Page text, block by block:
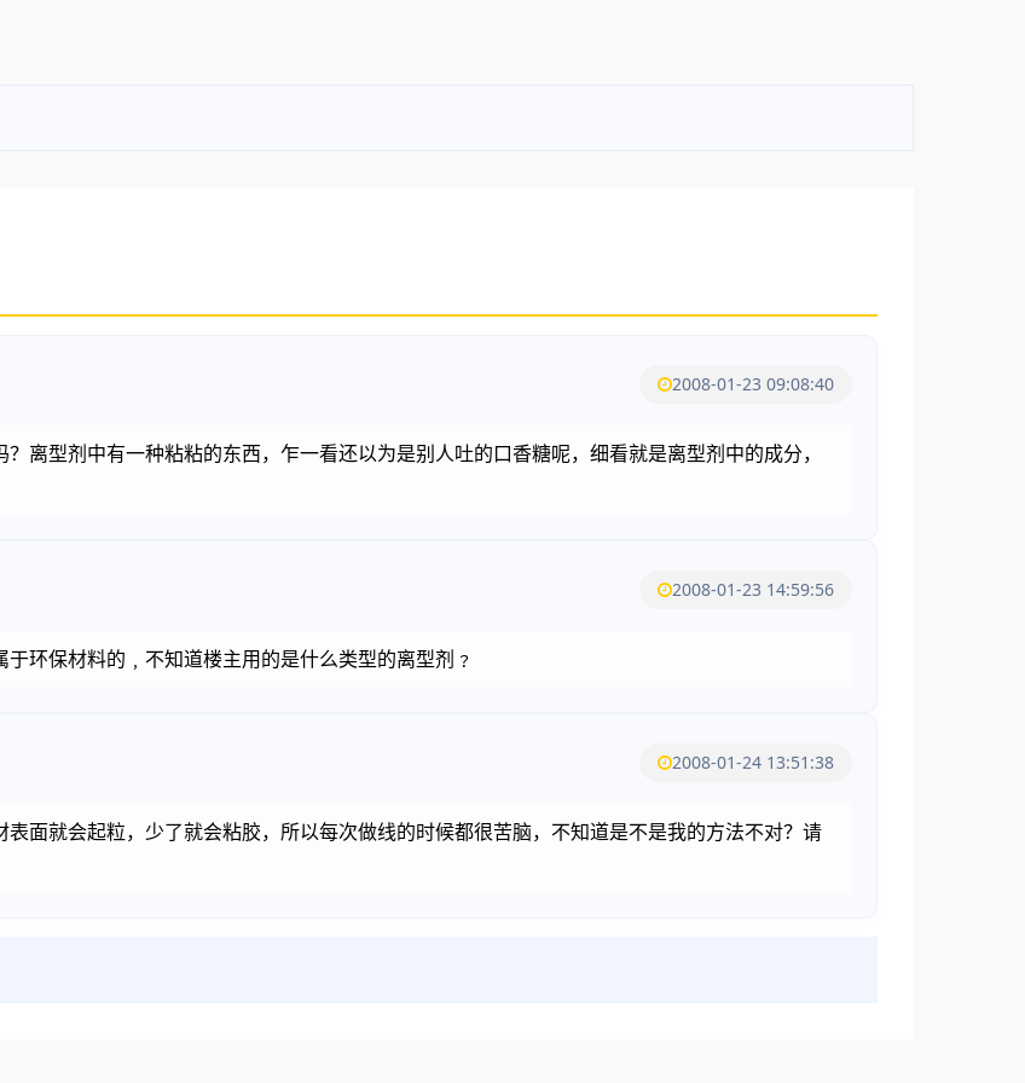
2008-01-23 09:08:40
离型剂中有一种粘粘的东西，乍一看还以为是别人吐的口香糖呢，细看就是离型剂中的成分，
2008-01-23 14:59:56
环保材料的﹐不知道楼主用的是什么类型的离型剂﹖
2008-01-24 13:51:38
面就会起粒，少了就会粘胶，所以每次做线的时候都很苦脑，不知道是不是我的方法不对？请